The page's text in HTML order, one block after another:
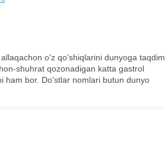
o'z qo'shiqlarini dunyoga taqdim
shuhrat qozonadigan katta gastrol
ham bor. Do'stlar nomlari butun dunyo